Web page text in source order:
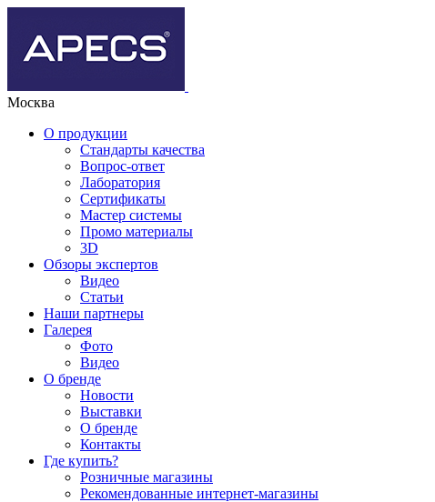
Москва
О продукции
Стандарты качества
Вопрос-ответ
Лаборатория
Сертификаты
Мастер системы
Промо материалы
3D
Обзоры экспертов
Видео
Статьи
Наши партнеры
Галерея
Фото
Видео
О бренде
Новости
Выставки
О бренде
Контакты
Где купить?
Розничные магазины
Рекомендованные интернет-магазины